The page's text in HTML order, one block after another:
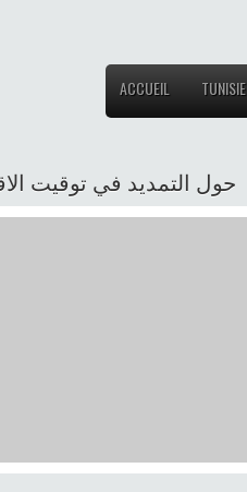
ACCUEIL TUNISIE
حول التمديد في توقيت